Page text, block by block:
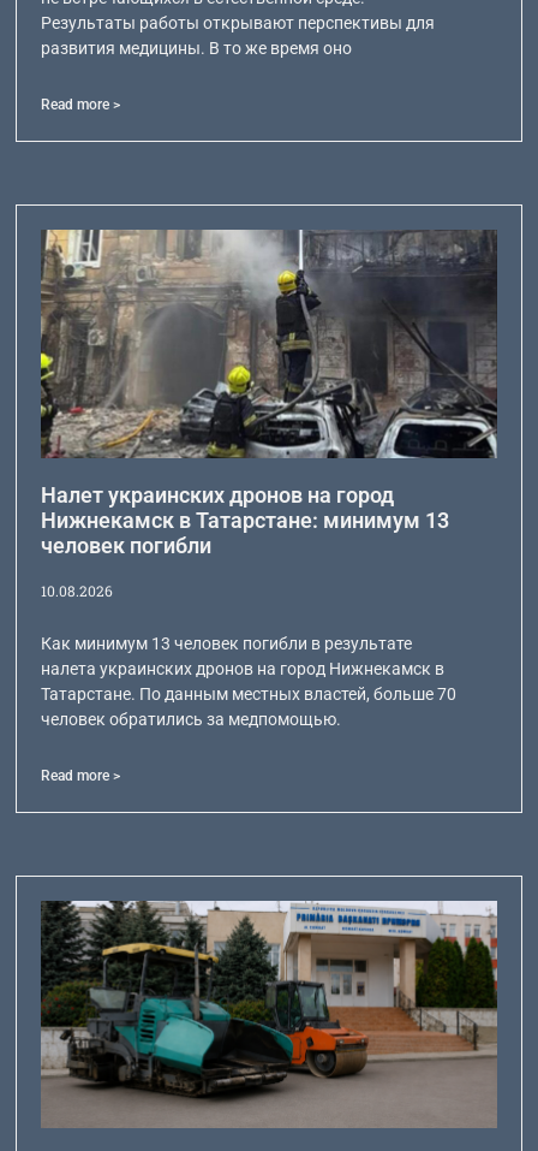
Результаты работы открывают перспективы для
развития медицины. В то же время оно
Read more >
Налет украинских дронов на город
Нижнекамск в Татарстане: минимум 13
человек погибли
10.08.2026
Как минимум 13 человек погибли в результате
налета украинских дронов на город Нижнекамск в
Татарстане. По данным местных властей, больше 70
человек обратились за медпомощью.
Read more >